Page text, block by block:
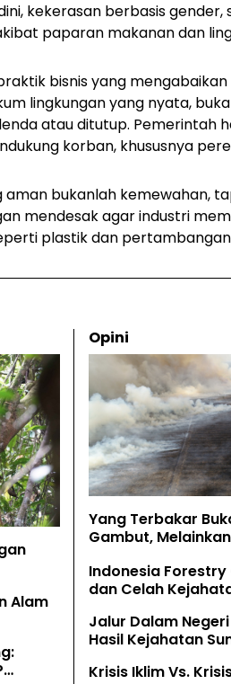
kekerasan berbasis
paparan makanan dan
bisnis yang
lingkungan yang nyata,
atau ditutup. Pemerintah
korban, khususnya
bukanlah kemewahan,
mendesak agar industri
plastik dan
Alam
Opini
Yang Terbakar
Gambut,
Indonesia Forestry
dan Celah
Jalur Dalam
Hasil Kejahatan
Krisis Iklim Vs.